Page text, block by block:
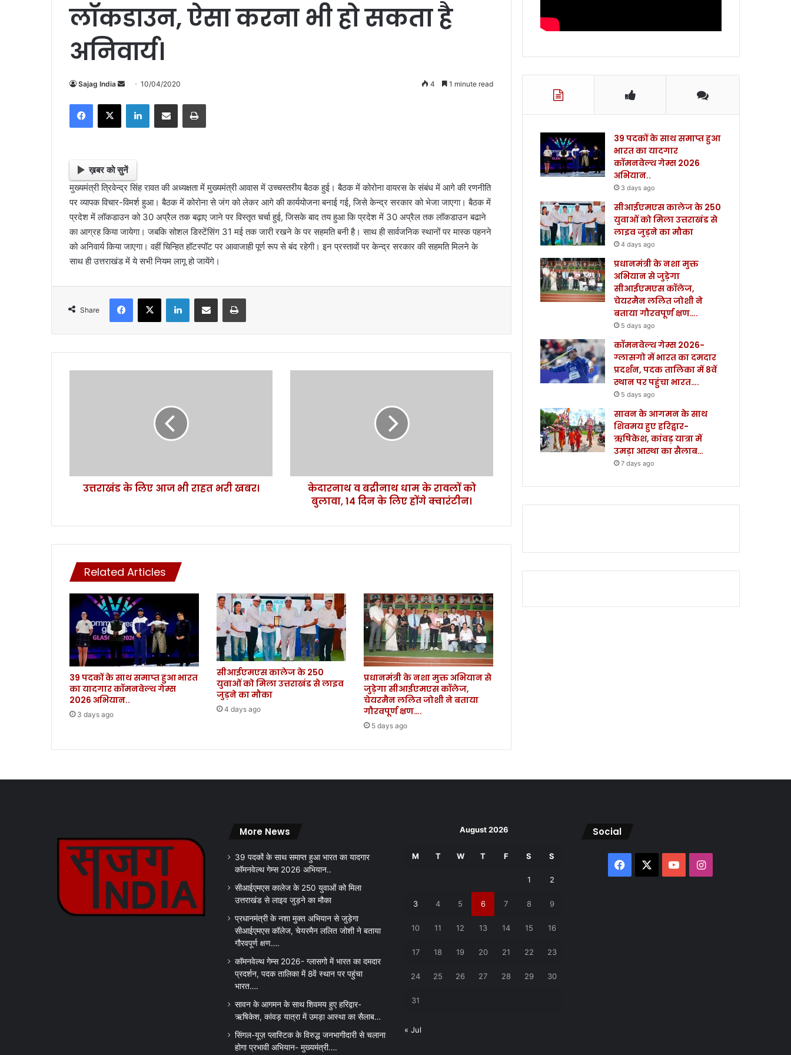
लॉकडाउन, ऐसा करना भी हो सकता है
अनिवार्य।
Sajag India
d
e
m
a
10/04/2020 4 1 minute read
ख़बर को सुनें
मुख्यमंत्री त्रिवेन्द्र सिंह रावत की अध्यक्षता में मुख्यमंत्री आवास में उच्चस्तरीय बैठक हुई। बैठक में कोरोना वायरस के संबंध में आगे की रणनीति
पर व्यापक विचार-विमर्श हुआ। बैठक में कोरोना से जंग को लेकर आगे की कार्ययोजना बनाई गई, जिसे केन्द्र सरकार को भेजा जाएगा। बैठक में
प्रदेश में लॉकडाउन को 30 अप्रैल तक बढ़ाए जाने पर विस्तृत चर्चा हुई, जिसके बाद तय हुआ कि प्रदेश में 30 अप्रैल तक लॉकडाउन बढाने
का आग्रह किया जायेगा। जबकि सोशल डिस्टेंसिंग 31 मई तक जारी रखने के पर सहमति बनी है। साथ ही सार्वजनिक स्थानों पर मास्क पहनने
को अनिवार्य किया जाएगा। वहीं चिन्हित हॉटस्पॉट पर आवाजाही पूर्ण रूप से बंद रहेगी। इन प्रस्तावों पर केन्द्र सरकार की सहमति मिलने के
साथ ही उत्तराखंड में ये सभी नियम लागू हो जायेंगे।
Share
आ
ह
ख
।
उत्तराखंड के लिए आज भी राहत भरी खबर।
ना
के
ला
वा
,
1
4
दि
न
के
केदारनाथ व बद्रीनाथ धाम के रावलों को
बुलावा, 14 दिन के लिए होंगे क्वारंटीन।
Related Articles
39 पदकों के साथ समाप्त हुआ भारत
का यादगार कॉमनवेल्थ गेम्स
2026 अभियान..
3 days ago
सीआईएमएस कालेज के 250
युवाओं को मिला उत्तराखंड से लाइव
जुड़ने का मौका
4 days ago
प्रधानमंत्री के नशा मुक्त अभियान से
जुड़ेगा सीआईएमएस कॉलेज,
चेयरमैन ललित जोशी ने बताया
गौरवपूर्ण क्षण….
5 days ago
39 पदकों के साथ समाप्त हुआ
भारत का यादगार
कॉमनवेल्थ गेम्स 2026
अभियान..
3 days ago
सीआईएमएस कालेज के 250
युवाओं को मिला उत्तराखंड से
लाइव जुड़ने का मौका
4 days ago
प्रधानमंत्री के नशा मुक्त
अभियान से जुड़ेगा
सीआईएमएस कॉलेज,
चेयरमैन ललित जोशी ने
बताया गौरवपूर्ण क्षण….
5 days ago
कॉमनवेल्थ गेम्स 2026-
ग्लासगो में भारत का दमदार
प्रदर्शन, पदक तालिका में 8वें
स्थान पर पहुंचा भारत….
5 days ago
सावन के आगमन के साथ
शिवमय हुए हरिद्वार-
ऋषिकेश, कांवड़ यात्रा में
उमड़ा आस्था का सैलाब…
7 days ago
More News
39 पदकों के साथ समाप्त हुआ भारत का यादगार
कॉमनवेल्थ गेम्स 2026 अभियान..
सीआईएमएस कालेज के 250 युवाओं को मिला
उत्तराखंड से लाइव जुड़ने का मौका
प्रधानमंत्री के नशा मुक्त अभियान से जुड़ेगा
सीआईएमएस कॉलेज, चेयरमैन ललित जोशी ने बताया
गौरवपूर्ण क्षण….
कॉमनवेल्थ गेम्स 2026- ग्लासगो में भारत का दमदार
प्रदर्शन, पदक तालिका में 8वें स्थान पर पहुंचा
भारत….
सावन के आगमन के साथ शिवमय हुए हरिद्वार-
ऋषिकेश, कांवड़ यात्रा में उमड़ा आस्था का सैलाब…
सिंगल-यूज़ प्लास्टिक के विरुद्ध जनभागीदारी से चलाना
होगा प्रभावी अभियान- मुख्यमंत्री….
August 2026
M T W T F S S
1 2
3 4 5 6 7 8 9
10 11 12 13 14 15 16
17 18 19 20 21 22 23
24 25 26 27 28 29 30
31
« Jul
Social
Facebook YouTubeInstagram